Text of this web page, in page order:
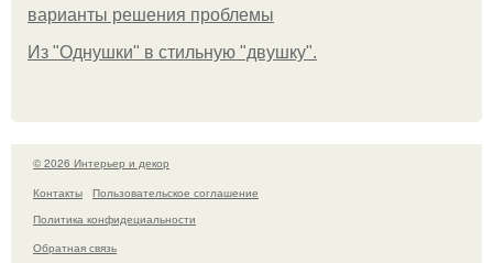
варианты решения проблемы
Из "Однушки" в стильную "двушку".
© 2026 Интерьер и декор
Контакты
Пользовательское соглашение
Политика конфидециальности
Обратная связь